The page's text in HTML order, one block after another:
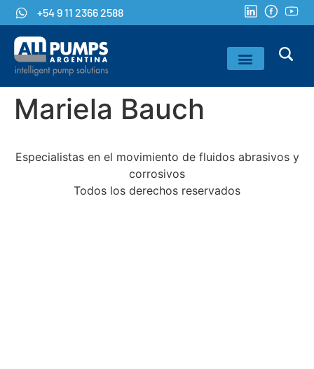
+54 9 11 2366 2588
Mariela Bauch
Especialistas en el movimiento de fluidos abrasivos y
corrosivos
Todos los derechos reservados